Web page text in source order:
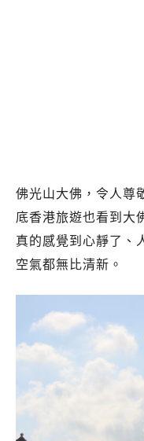
佛光山大佛，令人尊
底香港旅遊也看到大
真的感覺到心靜了、
空氣都無比清新。